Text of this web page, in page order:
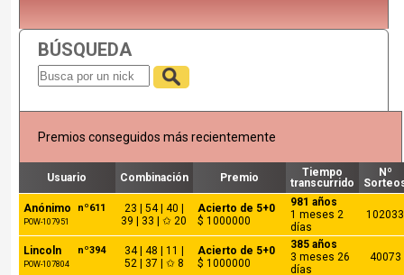
BÚSQUEDA
Premios conseguidos más recientemente
Usuario Combinación Premio
Tiempo
transcurrido
Nº
nº611
Anónimo
POW-107951
23 | 54 | 40 |
39 | 33 | ✩ 20
Acierto de 5+0
$ 1000000
981 años
1 meses 2
días
102033
nº394
Lincoln
POW-107804
34 | 48 | 11 |
52 | 37 | ✩ 8
Acierto de 5+0
$ 1000000
385 años
3 meses 26
días
40073